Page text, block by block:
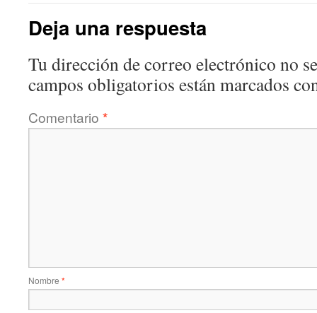
Deja una respuesta
Tu dirección de correo electrónico no
campos obligatorios están marcados
Comentario *
Nombre *